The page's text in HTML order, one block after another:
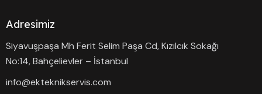
Adresimiz
Siyavuşpaşa Mh Ferit Selim Paşa Cd, Kızılcık Sokağı
No:14, Bahçelievler – İstanbul
info@ekteknikservis.com